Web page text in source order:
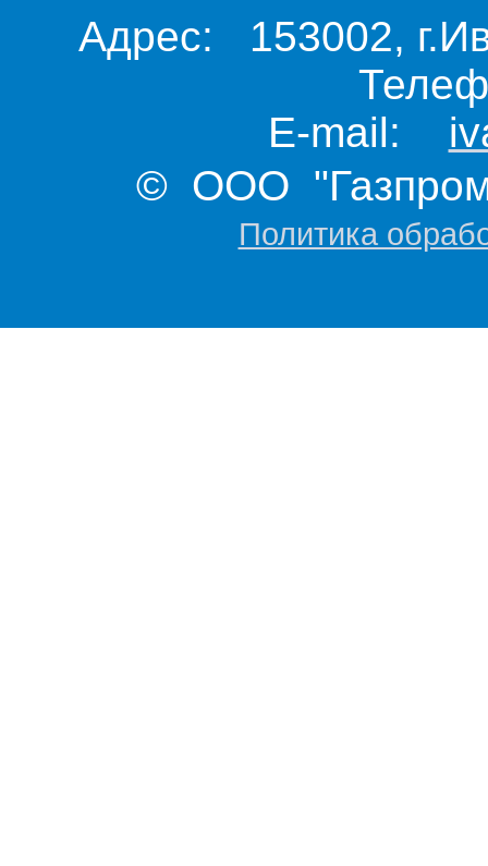
Адрес: 153002,
E-mail:
© ООО "Газпром
Политика